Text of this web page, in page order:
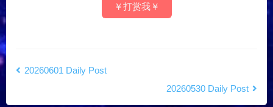
￥打赏我￥
20260601 Daily Post
20260530 Daily Post